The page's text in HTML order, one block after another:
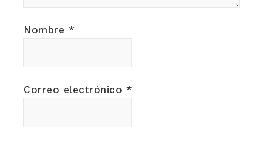
Nombre *
Correo electrónico *